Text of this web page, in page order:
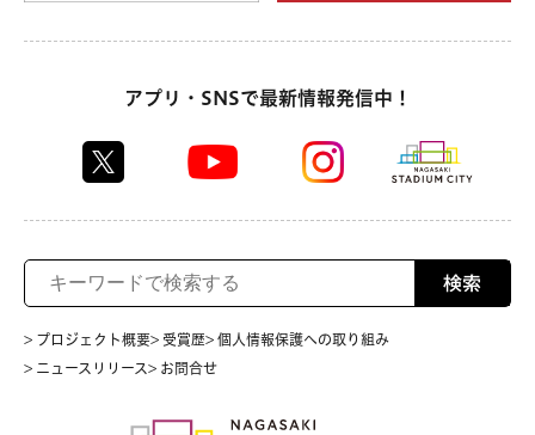
アプリ・SNSで最新情報発信中！
検索
> プロジェクト概要> 受賞歴> 個人情報保護への取り組み
> ニュースリリース> お問合せ